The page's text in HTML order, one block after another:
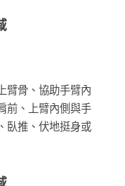
臂骨、協助手臂內
前、上臂內側與手
臥推、伏地挺身或